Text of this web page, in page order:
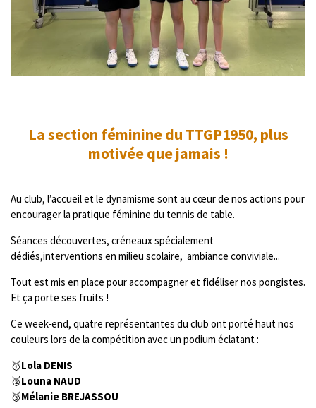
La section féminine du TTGP1950, plus
motivée que jamais !
Au club, l’accueil et le dynamisme sont au cœur de nos actions pour
encourager la pratique féminine du tennis de table.
Séances découvertes, créneaux spécialement
dédiés,interventions en milieu scolaire, ambiance conviviale...
Tout est mis en place pour accompagner et fidéliser nos pongistes.
Et ça porte ses fruits !
Ce week-end, quatre représentantes du club ont porté haut nos
couleurs lors de la compétition avec un podium éclatant :
🥇Lola DENIS
🥈Louna NAUD
🥉Mélanie BREJASSOU